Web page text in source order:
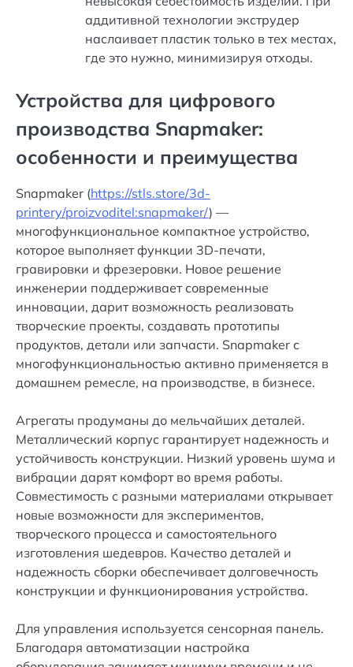
аддитивной технологии экструдер
наслаивает пластик только в тех местах,
где это нужно, минимизируя отходы.
Устройства для цифрового
производства Snapmaker:
особенности и преимущества
Snapmaker (https://stls.store/3d-
printery/proizvoditel:snapmaker/) —
многофункциональное компактное устройство,
которое выполняет функции 3D-печати,
гравировки и фрезеровки. Новое решение
инженерии поддерживает современные
инновации, дарит возможность реализовать
творческие проекты, создавать прототипы
продуктов, детали или запчасти. Snapmaker с
многофункциональностью активно применяется в
домашнем ремесле, на производстве, в бизнесе.
Агрегаты продуманы до мельчайших деталей.
Металлический корпус гарантирует надежность и
устойчивость конструкции. Низкий уровень шума и
вибрации дарят комфорт во время работы.
Совместимость с разными материалами открывает
новые возможности для экспериментов,
творческого процесса и самостоятельного
изготовления шедевров. Качество деталей и
надежность сборки обеспечивает долговечность
конструкции и функционирования устройства.
Для управления используется сенсорная панель.
Благодаря автоматизации настройка